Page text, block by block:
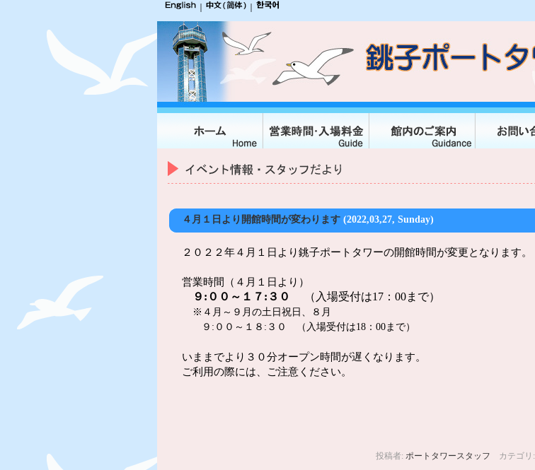
４月１日より開館時間が変わります (2022,03,27, Sunday)
２０２２年４月１日より銚子ポートタワーの開館時間が変更となります。
営業時間（４月１日より）
９:００～１７:３０
（入場受付は17：00まで）
※４月～９月の土日祝日、８月
９:００～１８:３０ （入場受付は18：00まで）
いままでより３０分オープン時間が遅くなります。
ご利用の際には、ご注意ください。
投稿者: ポートタワースタッフ カテゴリ: